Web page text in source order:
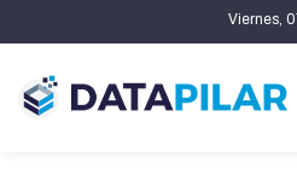
Viernes,